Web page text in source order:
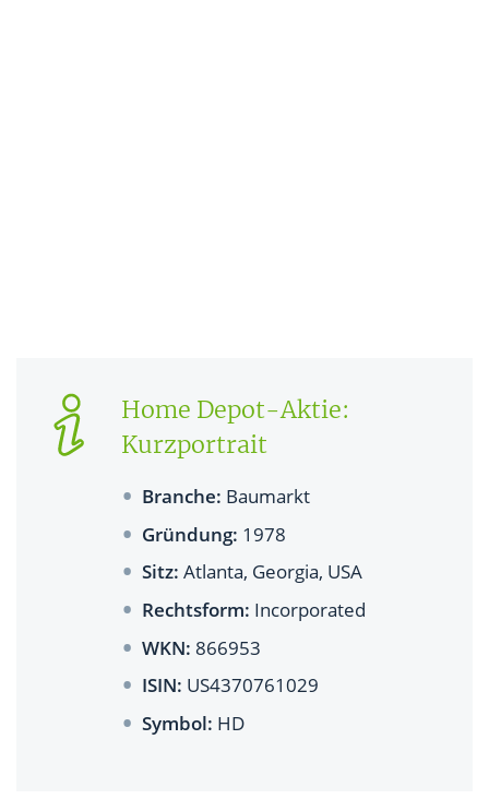
Home Depot-Aktie:
Kurzportrait
Branche: Baumarkt
Gründung: 1978
Sitz: Atlanta, Georgia, USA
Rechtsform: Incorporated
WKN: 866953
ISIN: US4370761029
Symbol: HD